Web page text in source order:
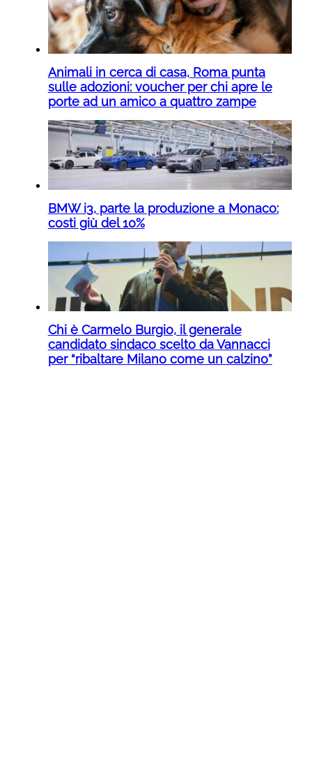
Animali in cerca di casa, Roma punta
sulle adozioni: voucher per chi apre le
porte ad un amico a quattro zampe
BMW i3, parte la produzione a Monaco:
costi giù del 10%
Chi è Carmelo Burgio, il generale
candidato sindaco scelto da Vannacci
per “ribaltare Milano come un calzino”